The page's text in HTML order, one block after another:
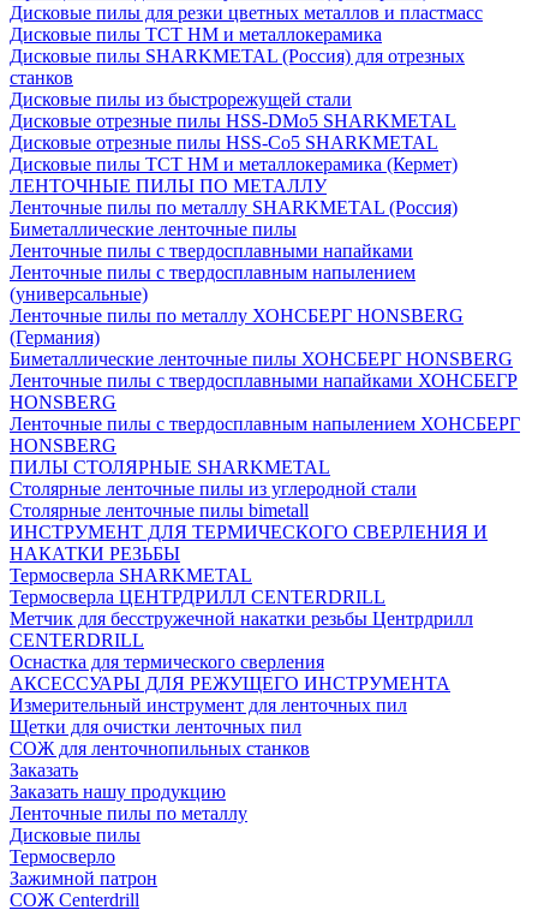
Дисковые пилы для резки цветных металлов и пластмасс
Дисковые пилы ТСТ НМ и металлокерамика
Дисковые пилы SHARKMETAL (Россия) для отрезных
станков
Дисковые пилы из быстрорежущей стали
Дисковые отрезные пилы HSS-DMo5 SHARKMETAL
Дисковые отрезные пилы HSS-Co5 SHARKMETAL
Дисковые пилы ТСТ НМ и металлокерамика (Кермет)
ЛЕНТОЧНЫЕ ПИЛЫ ПО МЕТАЛЛУ
Ленточные пилы по металлу SHARKMETAL (Россия)
Биметаллические ленточные пилы
Ленточные пилы с твердосплавными напайками
Ленточные пилы с твердосплавным напылением
(универсальные)
Ленточные пилы по металлу ХОНСБЕРГ HONSBERG
(Германия)
Биметаллические ленточные пилы ХОНСБЕРГ HONSBERG
Ленточные пилы с твердосплавными напайками ХОНСБЕГР
HONSBERG
Ленточные пилы с твердосплавным напылением ХОНСБЕРГ
HONSBERG
ПИЛЫ СТОЛЯРНЫЕ SHARKMETAL
Столярные ленточные пилы из углеродной стали
Столярные ленточные пилы bimetall
ИНСТРУМЕНТ ДЛЯ ТЕРМИЧЕСКОГО СВЕРЛЕНИЯ И
НАКАТКИ РЕЗЬБЫ
Термосверла SHARKMETAL
Термосверла ЦЕНТРДРИЛЛ CENTERDRILL
Метчик для бесстружечной накатки резьбы Центрдрилл
CENTERDRILL
Оснастка для термического сверления
АКСЕССУАРЫ ДЛЯ РЕЖУЩЕГО ИНСТРУМЕНТА
Измерительный инструмент для ленточных пил
Щетки для очистки ленточных пил
СОЖ для ленточнопильных станков
Заказать
Заказать нашу продукцию
Ленточные пилы по металлу
Дисковые пилы
Термосверло
Зажимной патрон
СОЖ Centerdrill